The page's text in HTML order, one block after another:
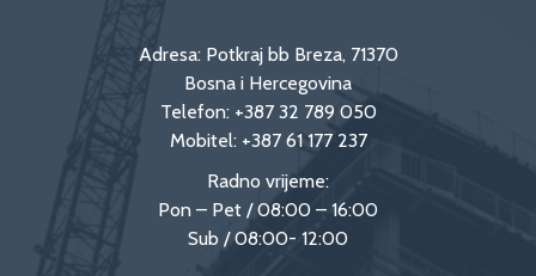
Adresa: Potkraj bb Breza, 71370
Bosna i Hercegovina
Telefon: +387 32 789 050
Mobitel: +387 61 177 237
Radno vrijeme:
Pon – Pet / 08:00 – 16:00
Sub / 08:00- 12:00